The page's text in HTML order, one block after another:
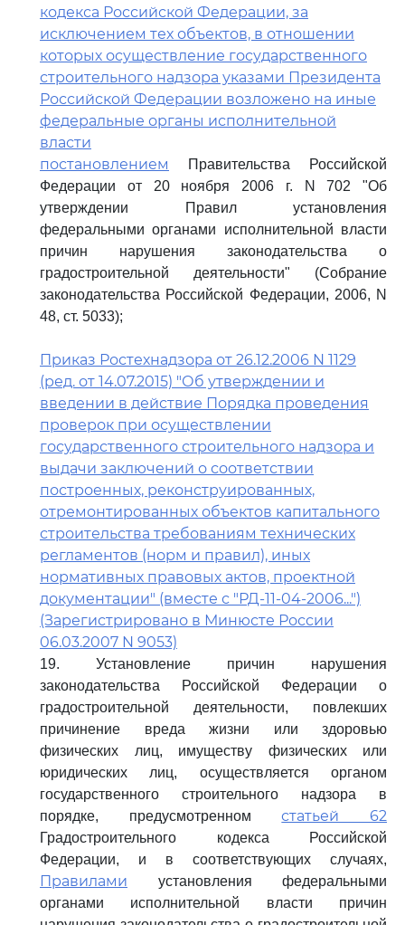
кодекса Российской Федерации, за
исключением тех объектов, в отношении
которых осуществление государственного
строительного надзора указами Президента
Российской Федерации возложено на иные
федеральные органы исполнительной
власти
постановлением
Правительства Российской
Федерации от 20 ноября 2006 г. N 702 "Об
утверждении Правил установления
федеральными органами исполнительной власти
причин нарушения законодательства о
градостроительной деятельности" (Собрание
законодательства Российской Федерации, 2006, N
48, ст. 5033);
Приказ Ростехнадзора от 26.12.2006 N 1129
(ред. от 14.07.2015) "Об утверждении и
введении в действие Порядка проведения
проверок при осуществлении
государственного строительного надзора и
выдачи заключений о соответствии
построенных, реконструированных,
отремонтированных объектов капитального
строительства требованиям технических
регламентов (норм и правил), иных
нормативных правовых актов, проектной
документации" (вместе с "РД-11-04-2006...")
(Зарегистрировано в Минюсте России
06.03.2007 N 9053)
19. Установление причин нарушения
законодательства Российской Федерации о
градостроительной деятельности, повлекших
причинение вреда жизни или здоровью
физических лиц, имуществу физических или
юридических лиц, осуществляется органом
государственного строительного надзора в
порядке, предусмотренномстатьей 62
Градостроительного кодекса Российской
Федерации, и в соответствующих случаях,
Правилами установления федеральными
органами исполнительной власти причин